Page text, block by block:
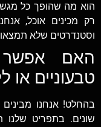
הוא מה שהופך כל מגש
רק מכינים אוכל,
וסטנדרטים שלא
האם אפשר
טבעוניים או
בהחלט! אנחנו
שונים. בתפריט שלנו